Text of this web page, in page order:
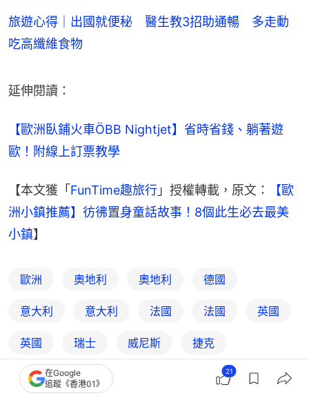
旅遊心得｜出國就便秘 醫生教3招助通暢 多走動
吃高纖維食物
延伸閱讀：
【歐洲臥鋪火車ÖBB Nightjet】省時省錢、躺著遊
歐！附線上訂票教學
【本文獲「 FunTime趣旅行 」授權轉載，原文：
【歐
洲小鎮推薦】彷彿置身童話故事！8個此生必去最美
小鎮】
歐洲 奧地利 奧地利 德國
意大利 意大利 法國 法國 英國
英國 瑞士 威尼斯 捷克
人氣景點 景點 FunTime趣旅行
在Google
追蹤《香港01》
21